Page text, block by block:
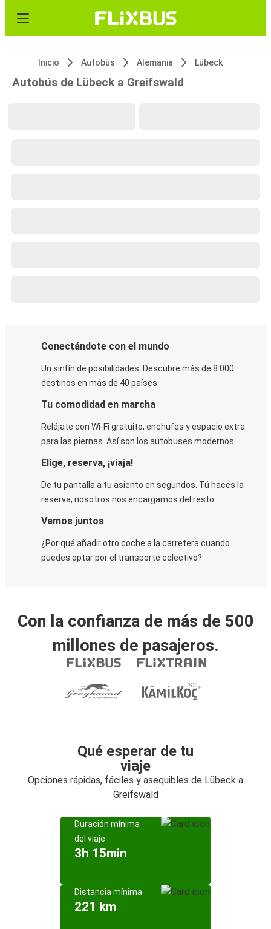
Inicio Autobús Alemania Lübeck
Autobús de Lübeck a Greifswald
Conectándote con el mundo
Un sinfín de posibilidades. Descubre más de 8.000
destinos en más de 40 países.
Tu comodidad en marcha
Relájate con Wi-Fi gratuito, enchufes y espacio extra
para las piernas. Así son los autobuses modernos.
Elige, reserva, ¡viaja!
De tu pantalla a tu asiento en segundos. Tú haces la
reserva, nosotros nos encargamos del resto.
Vamos juntos
¿Por qué añadir otro coche a la carretera cuando
puedes optar por el transporte colectivo?
Con la confianza de más de 500
millones de pasajeros.
Qué esperar de tu
viaje
Opciones rápidas, fáciles y asequibles de Lübeck a
Greifswald
Duración mínima
del viaje
3h 15min
Distancia mínima
221 km